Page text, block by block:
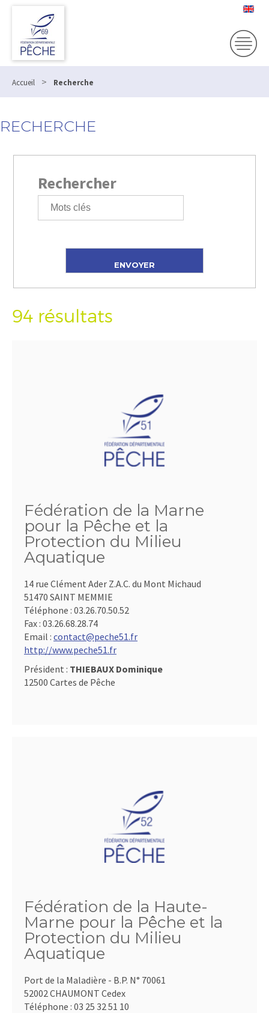
Accueil > Recherche
RECHERCHE
Rechercher
94 résultats
Fédération de la Marne
pour la Pêche et la
Protection du Milieu
Aquatique
14 rue Clément Ader Z.A.C. du Mont Michaud
51470 SAINT MEMMIE
Téléphone : 03.26.70.50.52
Fax : 03.26.68.28.74
Email : contact@peche51.fr
http://www.peche51.fr
Président : THIEBAUX Dominique
12500 Cartes de Pêche
Fédération de la Haute-
Marne pour la Pêche et la
Protection du Milieu
Aquatique
Port de la Maladière - B.P. N° 70061
52002 CHAUMONT Cedex
Téléphone : 03 25 32 51 10